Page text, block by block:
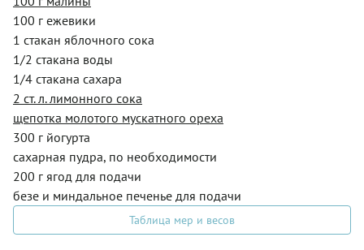
100 г ежевики
1 стакан яблочного сока
1/2 стакана воды
1/4 стакана сахара
2 ст. л. лимонного сока
щепотка молотого мускатного ореха
300 г йогурта
сахарная пудра, по необходимости
200 г ягод для подачи
безе и миндальное печенье для подачи
Таблица мер и весов